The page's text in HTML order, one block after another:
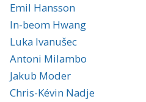
Emil Hansson
In-beom Hwang
Luka Ivanušec
Antoni Milambo
Jakub Moder
Chris-Kévin Nadje